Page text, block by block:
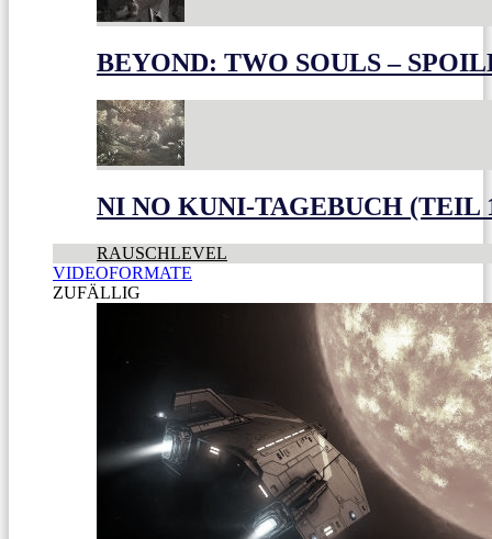
BEYOND: TWO SOULS –
NI NO KUNI-TAGEBUCH (TEIL
RAUSCHLEVEL
VIDEOFORMATE
ZUFÄLLIG